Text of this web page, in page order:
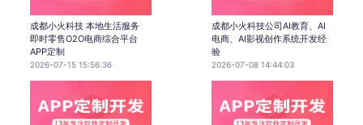
成都小火科技 本地生活服务
即时零售O2O电商综合平台
APP定制
2026-07-15 15:56:36
成都小火科技公司AI教育、AI
电商、AI影视创作系统开发经
验
2026-07-08 14:44:03